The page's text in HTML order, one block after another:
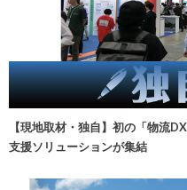
【現地取材・独自】初の「物流
支援ソリューションが集結